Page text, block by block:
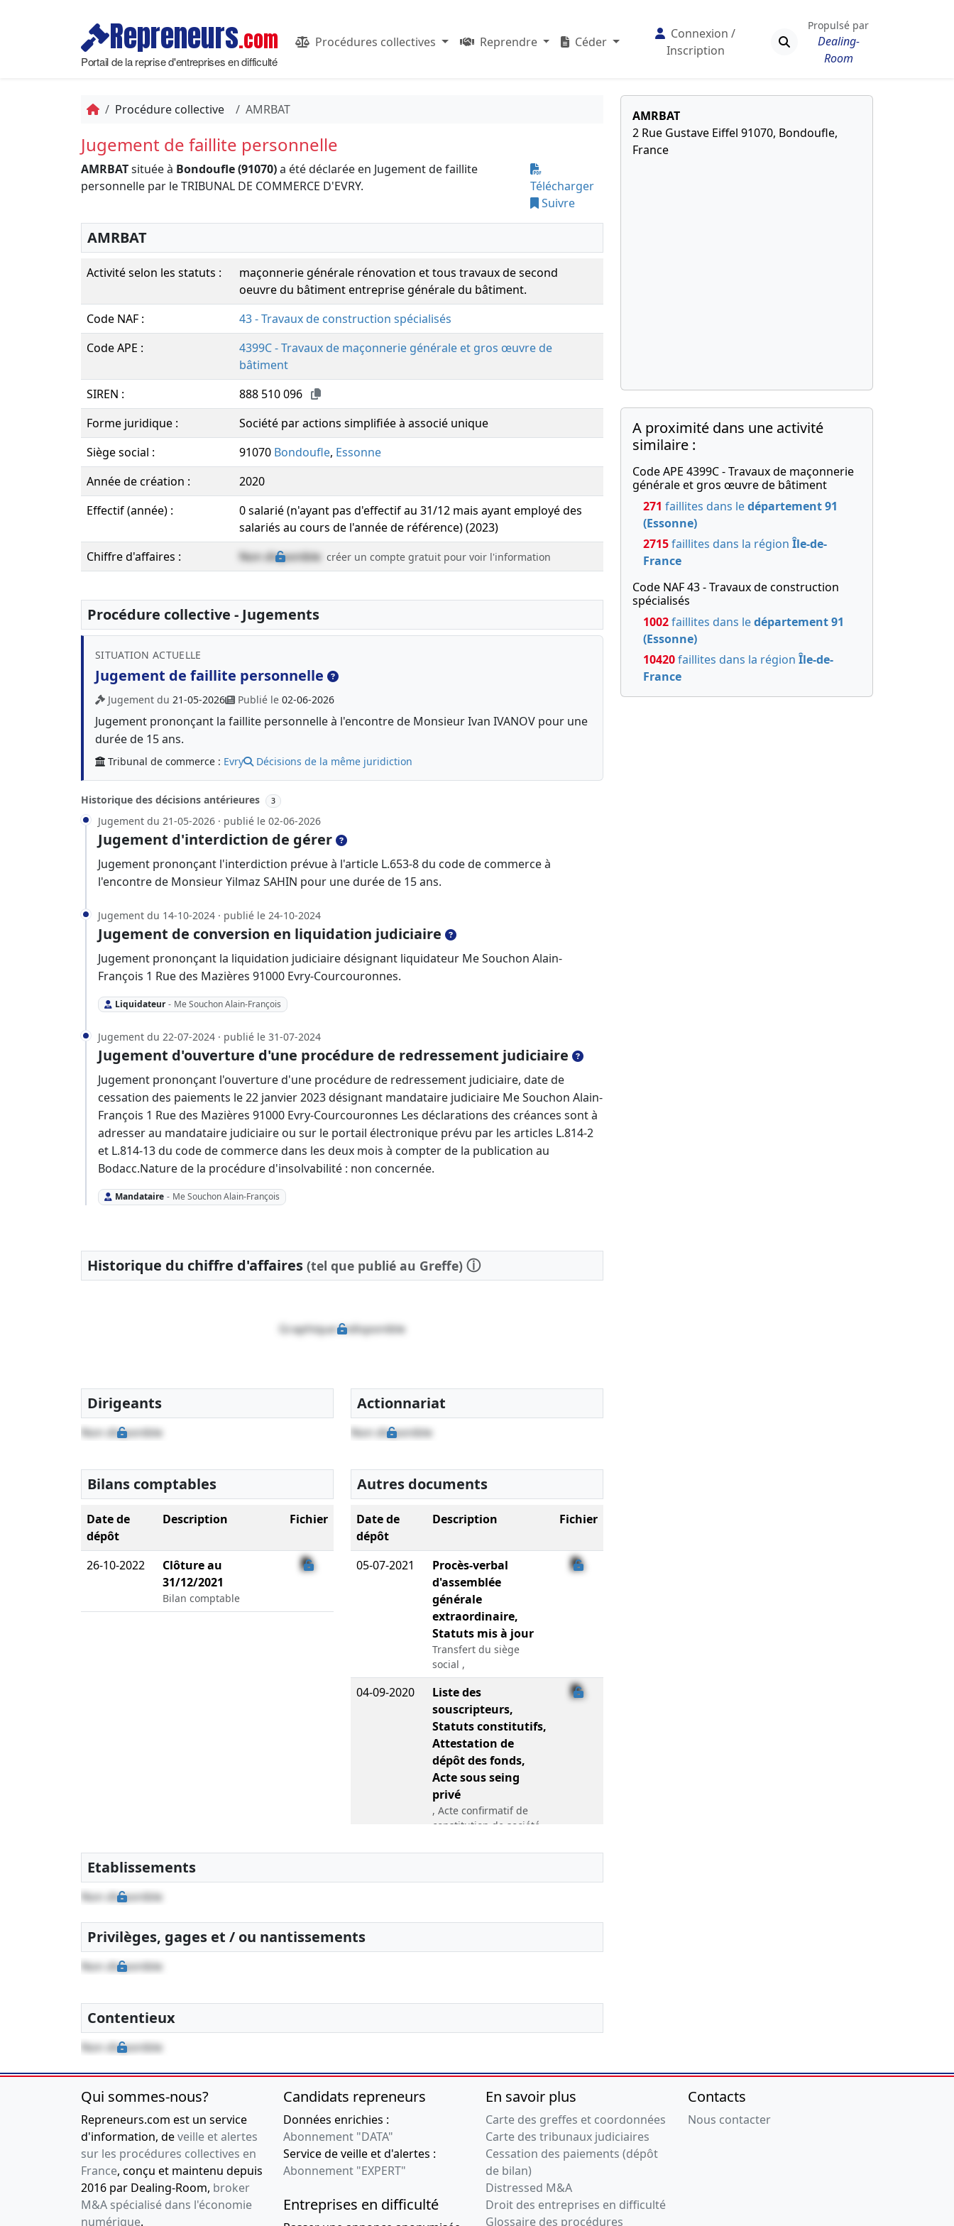
Repreneurs.com
Portail de la reprise d'entreprises en difficulté
Procédures collectives Reprendre Céder
Connexion /
Inscription
Propulsé par
Dealing-
Room
Procédure collective AMRBAT
Jugement de faillite personnelle
AMRBATsituée à Bondoufle (91070)a été déclarée en Jugement de faillite
personnelle par le TRIBUNAL DE COMMERCE D'EVRY.
Télécharger
Suivre
AMRBAT
Activité selon les statuts :
maçonnerie générale rénovation et tous travaux de second
oeuvre du bâtiment entreprise générale du bâtiment.
Code NAF :
43 - Travaux de construction spécialisés
Code APE :
4399C - Travaux de maçonnerie générale et gros œuvre de
bâtiment
SIREN :
888 510 096
Forme juridique :
Société par actions simplifiée à associé unique
Siège social :
91070 Bondoufle, Essonne
Année de création :
2020
Effectif (année) :
0 salarié (n'ayant pas d'effectif au 31/12 mais ayant employé des
salariés au cours de l'année de référence) (2023)
Chiffre d'affaires :
Non disponible créer un compte gratuit pour voir l'information
Procédure collective - Jugements
SITUATION ACTUELLE
Jugement de faillite personnelle
Jugement du 21-05-2026 Publié le 02-06-2026
Jugement prononçant la faillite personnelle à l'encontre de Monsieur Ivan IVANOV pour une
durée de 15 ans.
Tribunal de commerce : Evry Décisions de la même juridiction
Historique des décisions antérieures 3
Jugement du 21-05-2026 · publié le 02-06-2026
Jugement d'interdiction de gérer
Jugement prononçant l'interdiction prévue à l'article L.653-8 du code de commerce à
l'encontre de Monsieur Yilmaz SAHIN pour une durée de 15 ans.
Jugement du 14-10-2024 · publié le 24-10-2024
Jugement de conversion en liquidation judiciaire
Jugement prononçant la liquidation judiciaire désignant liquidateur Me Souchon Alain-
François 1 Rue des Mazières 91000 Evry-Courcouronnes.
Liquidateur - Me Souchon Alain-François
Jugement du 22-07-2024 · publié le 31-07-2024
Jugement d'ouverture d'une procédure de redressement judiciaire
Jugement prononçant l'ouverture d'une procédure de redressement judiciaire, date de
cessation des paiements le 22 janvier 2023 désignant mandataire judiciaire Me Souchon Alain-
François 1 Rue des Mazières 91000 Evry-Courcouronnes Les déclarations des créances sont à
adresser au mandataire judiciaire ou sur le portail électronique prévu par les articles L.814-2
et L.814-13 du code de commerce dans les deux mois à compter de la publication au
Bodacc.Nature de la procédure d'insolvabilité : non concernée.
Mandataire - Me Souchon Alain-François
Historique du chiffre d'affaires (tel que publié au Greffe) ⓘ
Graphique indisponible
Dirigeants
Non disponible
Actionnariat
Non disponible
Bilans comptables
Date de
dépôt
Description Fichier
26-10-2022
Clôture au
31/12/2021
Bilan comptable
Autres documents
Date de
dépôt
Description Fichier
05-07-2021
Procès-verbal
d'assemblée
générale
extraordinaire,
Statuts mis à jour
Transfert du siège
social ,
04-09-2020
Liste des
souscripteurs,
Statuts constitutifs,
Attestation de
dépôt des fonds,
Acte sous seing
privé
, Acte confirmatif de
constitution de société
Etablissements
Non disponible
Privilèges, gages et / ou nantissements
Non disponible
Contentieux
Non disponible
AMRBAT
2 Rue Gustave Eiffel 91070, Bondoufle,
France
A proximité dans une activité
similaire :
Code APE 4399C - Travaux de maçonnerie
générale et gros œuvre de bâtiment
271 faillites dans ledépartement 91
(Essonne)
2715faillites dans la région Île-de-
France
Code NAF 43 - Travaux de construction
spécialisés
1002faillites dans ledépartement 91
(Essonne)
10420faillites dans la région Île-de-
France
Qui sommes-nous?
Repreneurs.com est un service
d'information, deveille et alertes
sur les procédures collectives en
France, conçu et maintenu depuis
2016 par Dealing-Room, broker
M&A spécialisé dans l'économie
numérique.
Candidats repreneurs
Données enrichies :
Abonnement "DATA"
Service de veille et d'alertes :
Abonnement "EXPERT"
Entreprises en difficulté
En savoir plus
Carte des greffes et coordonnées
Carte des tribunaux judiciaires
Cessation des paiements (dépôt
de bilan)
Distressed M&A
Droit des entreprises en difficulté
Glossaire des procédures
Contacts
Nous contacter